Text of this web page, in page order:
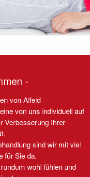
-
von Alfeld
von uns individuell auf
Verbesserung Ihrer
sind wir mit viel
für Sie da.
wohl fühlen und